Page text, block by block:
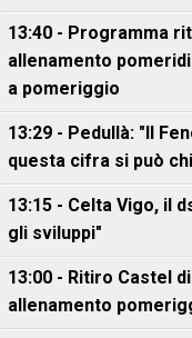
13:40 - Programma
allenamento
a pomeriggio
13:29 - Pedullà: "Il
questa cifra si può
13:15 - Celta Vigo, il
gli sviluppi"
13:00 - Ritiro Castel
allenamento